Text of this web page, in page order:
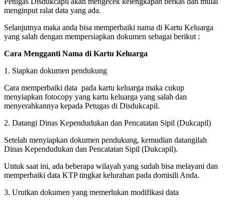
menginput ralat data yang ada.
Selanjutnya maka anda bisa memperbaiki nama di Kartu Keluarga
yang salah dengan mempersiapkan dokumen sebagai berikut :
Cara Mengganti Nama di Kartu Keluarga
1. Siapkan dokumen pendukung
Cara memperbaiki data pada kartu keluarga maka cukup
menyiapkan fotocopy yang kartu keluarga yang salah dan
menyerahkannya kepada Petugas di Disdukcapil.
2. Datangi Dinas Kependudukan dan Pencatatan Sipil (Dukcapil)
Setelah menyiapkan dokumen pendukung, kemudian datangilah
Dinas Kependudukan dan Pencatatan Sipil (Dukcapil).
Untuk saat ini, ada beberapa wilayah yang sudah bisa melayani dan
memperbaiki data KTP tingkat kelurahan pada domisili Anda.
3. Urutkan dokumen yang memerlukan modifikasi data